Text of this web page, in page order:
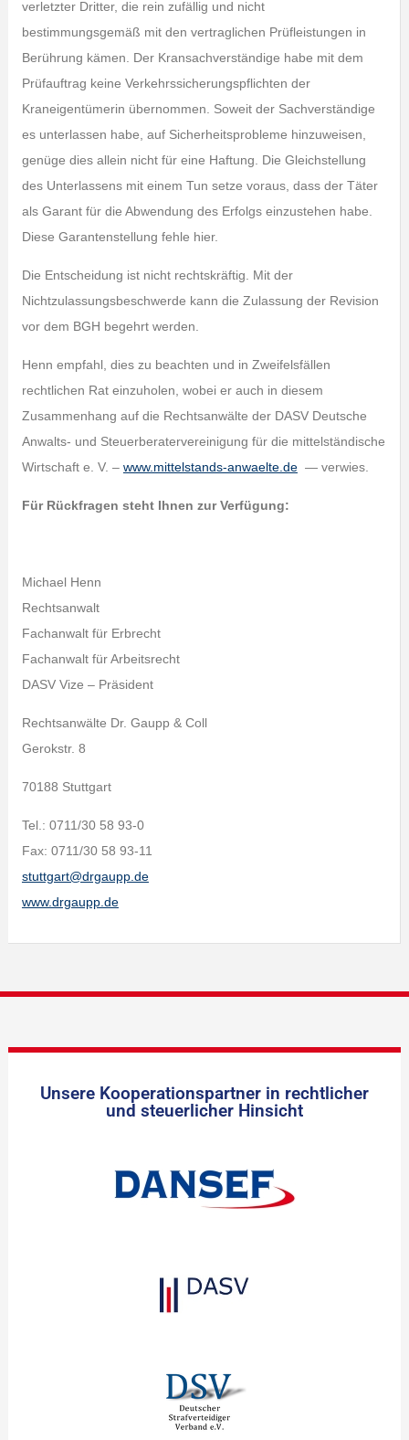
verletzter Dritter, die rein zufällig und nicht
bestimmungsgemäß mit den vertraglichen Prüfleistungen in
Berührung kämen. Der Kransachverständige habe mit dem
Prüfauftrag keine Verkehrssicherungspflichten der
Kraneigentümerin übernommen. Soweit der Sachverständige
es unterlassen habe, auf Sicherheitsprobleme hinzuweisen,
genüge dies allein nicht für eine Haftung. Die Gleichstellung
des Unterlassens mit einem Tun setze voraus, dass der Täter
als Garant für die Abwendung des Erfolgs einzustehen habe.
Diese Garantenstellung fehle hier.
Die Entscheidung ist nicht rechtskräftig. Mit der
Nichtzulassungsbeschwerde kann die Zulassung der Revision
vor dem BGH begehrt werden.
Henn empfahl, dies zu beachten und in Zweifelsfällen
rechtlichen Rat einzuholen, wobei er auch in diesem
Zusammenhang auf die Rechtsanwälte der DASV Deutsche
Anwalts- und Steuerberatervereinigung für die mittelständische
Wirtschaft e. V. – www.mittelstands-anwaelte.de— verwies.
Für Rückfragen steht Ihnen zur Verfügung:
Michael Henn
Rechtsanwalt
Fachanwalt für Erbrecht
Fachanwalt für Arbeitsrecht
DASV Vize – Präsident
Rechtsanwälte Dr. Gaupp & Coll
Gerokstr. 8
70188 Stuttgart
Tel.: 0711/30 58 93-0
Fax: 0711/30 58 93-11
stuttgart@drgaupp.de
www.drgaupp.de
Unsere Kooperationspartner in rechtlicher
und steuerlicher Hinsicht